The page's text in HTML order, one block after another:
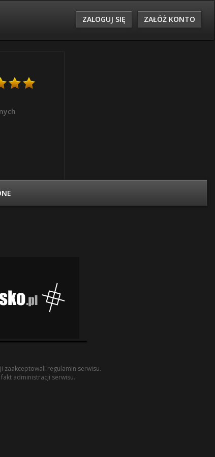
ZALOGUJ SIĘ ZAŁÓŻ KONTO
zaakceptowali regulamin serwisu.
fakt administracji serwisu.